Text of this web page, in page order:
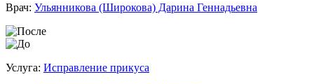
Врач: Ульянникова (Широкова) Дарина Геннадьевна
Услуга: Исправление прикуса